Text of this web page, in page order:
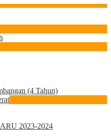
(4 Tahun)
2023-2024